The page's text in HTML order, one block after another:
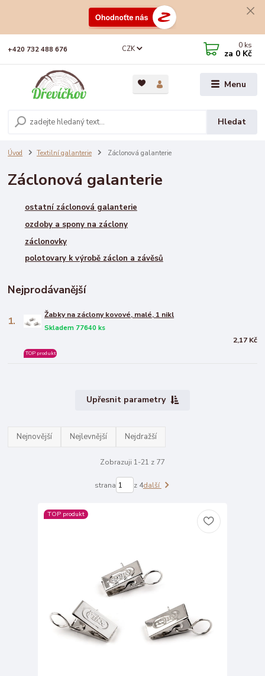
Menu
CZK
Hledat
+420 732 488 676 0 ks
za 0 Kč
Úvod Textilní galanterie Záclonová galanterie
Záclonová galanterie
ostatní záclonová galanterie
ozdoby a spony na záclony
záclonovky
polotovary k výrobě záclon a závěsů
Nejprodávanější
1. Žabky na záclony kovové, malé, 1 nikl
Skladem 77640 ks
TOP produkt
2,17 Kč
Upřesnit parametry
Nejnovější Nejlevnější Nejdražší
Zobrazuji 1-21 z 77
strana z 4další
TOP produkt